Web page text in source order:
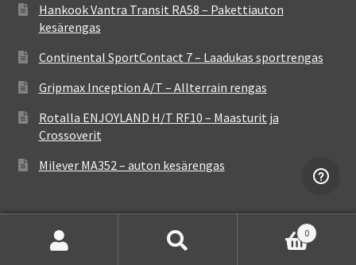
Hankook Vantra Transit RA58 – Pakettiauton
kesärengas
Continental SportContact 7 – Laadukas sportrengas
Gripmax Inception A/T – Allterrain rengas
Rotalla ENJOYLAND H/T RF10 – Maasturit ja
Crossoverit
Milever MA352 – auton kesärengas
0